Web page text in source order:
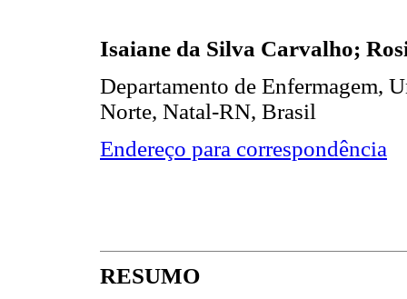
Isaiane da Silva Carvalho;
Departamento de Enfermagem,
Norte, Natal-RN, Brasil
Endereço para correspondência
RESUMO